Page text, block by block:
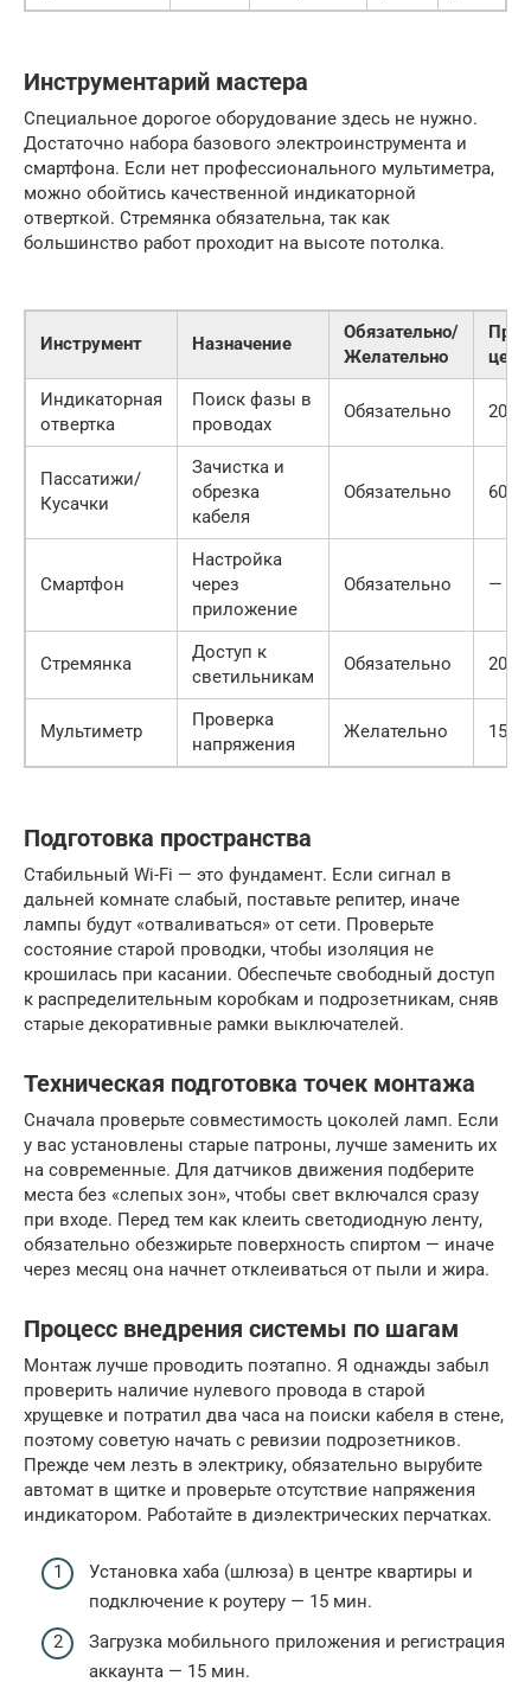
Инструментарий мастера
Специальное дорогое оборудование здесь не нужно.
Достаточно набора базового электроинструмента и
смартфона. Если нет профессионального мультиметра,
можно обойтись качественной индикаторной
отверткой. Стремянка обязательна, так как
большинство работ проходит на высоте потолка.
Инструмент Назначение
Обязательно/
Желательно
цена
Индикаторная
отвертка
Поиск фазы в
проводах
Обязательно 200
Пассатижи/
Кусачки
Зачистка и
обрезка
кабеля
Обязательно 600
Смартфон
Настройка
через
приложение
Обязательно —
Стремянка
Доступ к
светильникам
Обязательно 2000
Мультиметр
Проверка
напряжения
Желательно 1500
Подготовка пространства
Стабильный Wi-Fi — это фундамент. Если сигнал в
дальней комнате слабый, поставьте репитер, иначе
лампы будут «отваливаться» от сети. Проверьте
состояние старой проводки, чтобы изоляция не
крошилась при касании. Обеспечьте свободный доступ
к распределительным коробкам и подрозетникам, сняв
старые декоративные рамки выключателей.
Техническая подготовка точек монтажа
Сначала проверьте совместимость цоколей ламп. Если
у вас установлены старые патроны, лучше заменить их
на современные. Для датчиков движения подберите
места без «слепых зон», чтобы свет включался сразу
при входе. Перед тем как клеить светодиодную ленту,
обязательно обезжирьте поверхность спиртом — иначе
через месяц она начнет отклеиваться от пыли и жира.
Процесс внедрения системы по шагам
Монтаж лучше проводить поэтапно. Я однажды забыл
проверить наличие нулевого провода в старой
хрущевке и потратил два часа на поиски кабеля в стене,
поэтому советую начать с ревизии подрозетников.
Прежде чем лезть в электрику, обязательно вырубите
автомат в щитке и проверьте отсутствие напряжения
индикатором. Работайте в диэлектрических перчатках.
Установка хаба (шлюза) в центре квартиры и
подключение к роутеру — 15 мин.
Загрузка мобильного приложения и регистрация
аккаунта — 15 мин.